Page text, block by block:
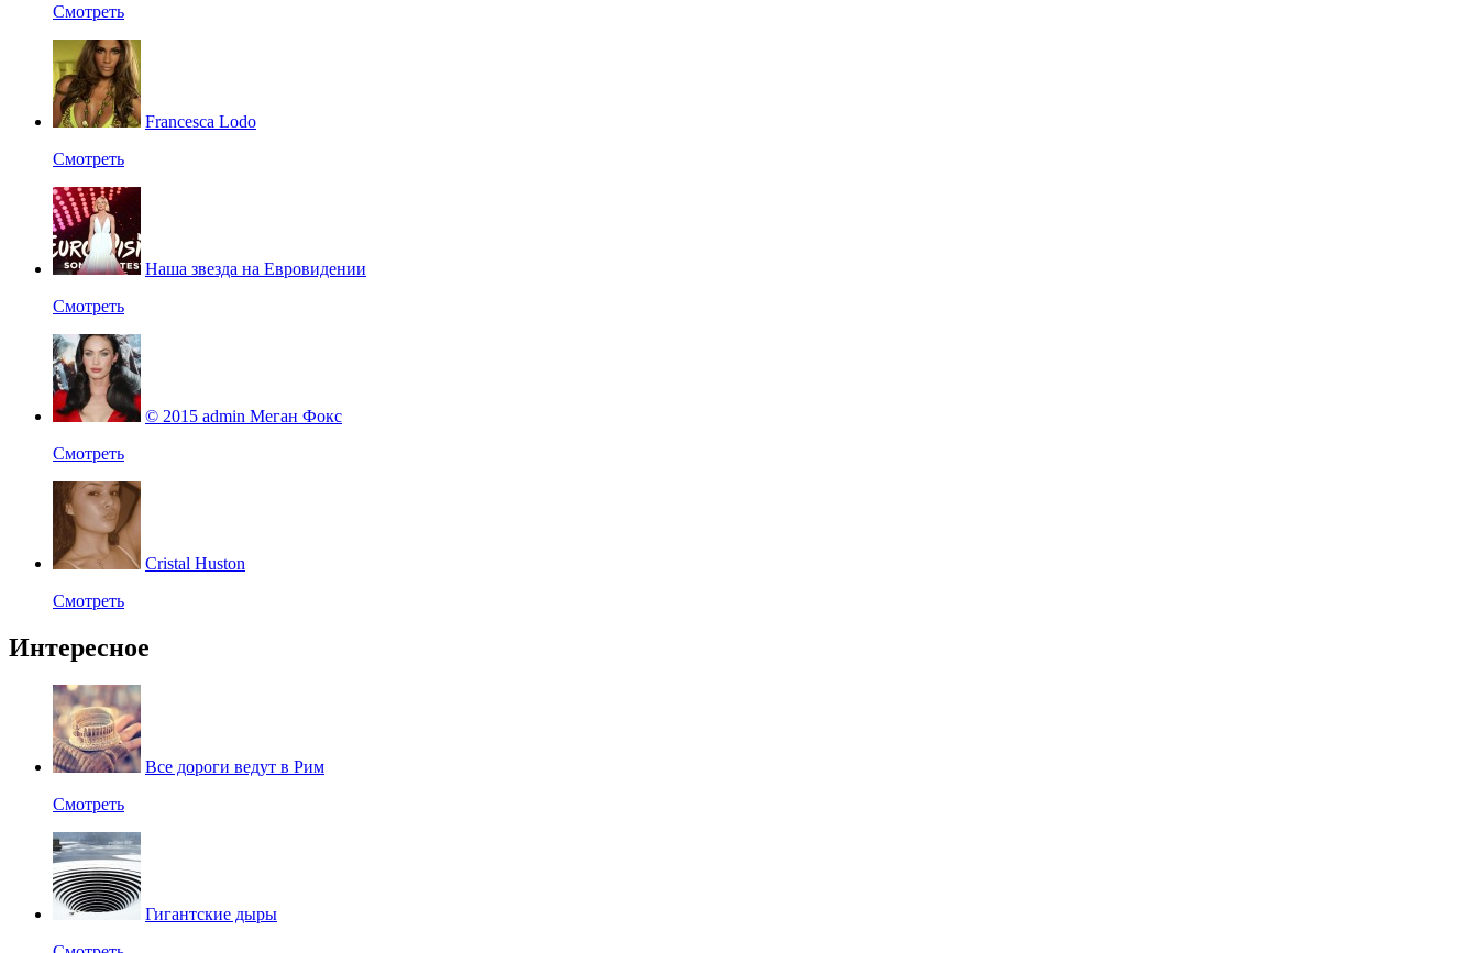
Смотреть
Francesca Lodo
Смотреть
Наша звезда на Евровидении
Смотреть
© 2015 admin Меган Фокс
Смотреть
Cristal Huston
Смотреть
Интересное
Все дороги ведут в Рим
Смотреть
Гигантские дыры